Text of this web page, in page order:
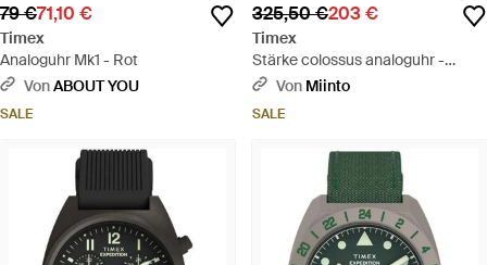
79 €71,10 €
Timex
Analoguhr Mk1 - Rot
VonABOUT YOU
SALE
325,50 €203 €
Timex
Stärke colossus analoguhr -
Mettallic
Von Miinto
SALE